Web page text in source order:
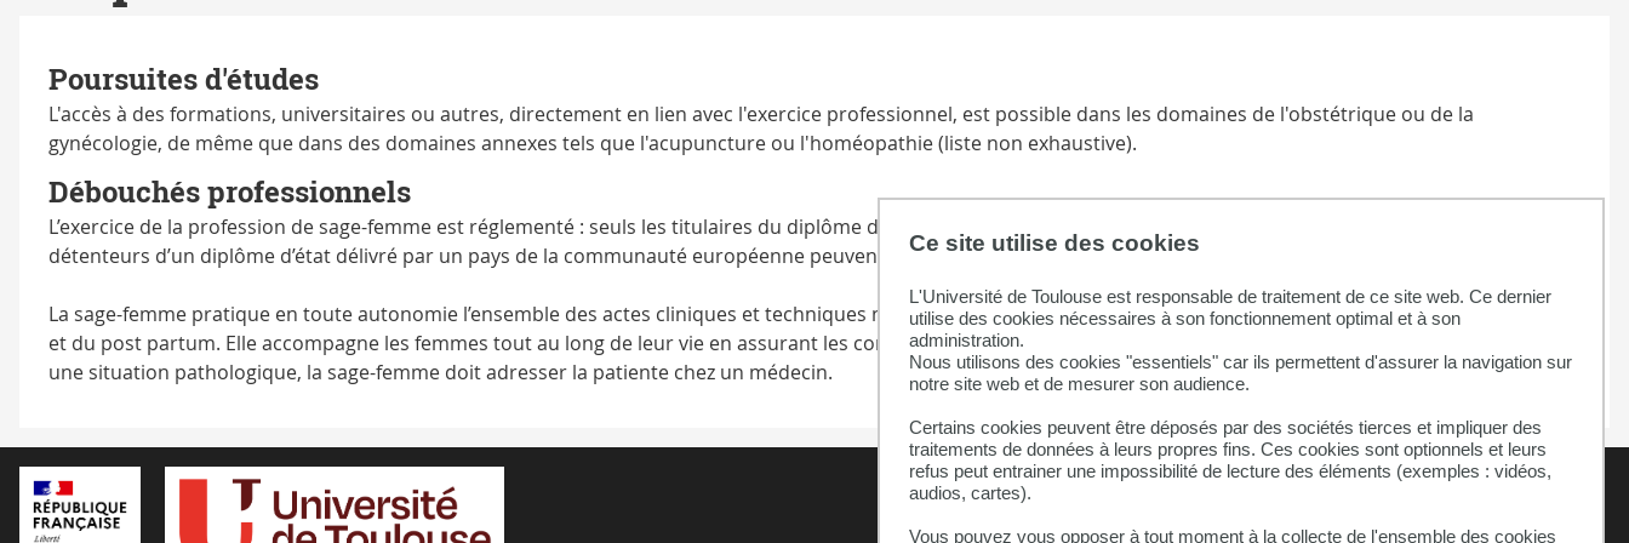
Ce site utilise des cookies
L'Université de Toulouse est responsable de traitement de ce site web. Ce dernier
utilise des cookies nécessaires à son fonctionnement optimal et à son
administration.
Nous utilisons des cookies "essentiels" car ils permettent d'assurer la navigation sur
notre site web et de mesurer son audience.
Certains cookies peuvent être déposés par des sociétés tierces et impliquer des
traitements de données à leurs propres fins. Ces cookies sont optionnels et leurs
refus peut entrainer une impossibilité de lecture des éléments (exemples : vidéos,
audios, cartes).
Vous pouvez vous opposer à tout moment à la collecte de l'ensemble des cookies
Poursuites d'études
L'accès à des formations, universitaires ou autres, directement en lien avec l'exercice professionnel, est possible dans les domaines de l'obstétrique ou de la
gynécologie, de même que dans des domaines annexes tels que l'acupuncture ou l'homéopathie (liste non exhaustive).
Débouchés professionnels
L’exercice de la profession de sage-femme est réglementé : seuls les titulaires du diplôme d’état de docteur en maïeutique délivré par une université française ou les
détenteurs d’un diplôme d’état délivré par un pays de la communauté européenne peuvent exercer la profession de sage-femme.
La sage-femme pratique en toute autonomie l’ensemble des actes cliniques et techniques nécessaires au suivie et à la surveillance d’une grossesse, d’un accouchement
et du post partum. Elle accompagne les femmes tout au long de leur vie en assurant les consultations de suivi gynécologique de prévention. Dès lors qu’elle dépiste
une situation pathologique, la sage-femme doit adresser la patiente chez un médecin.